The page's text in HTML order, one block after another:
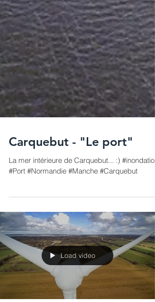
Carquebut - "Le port"
Load video